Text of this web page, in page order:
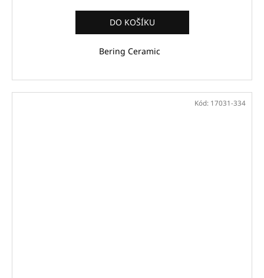
DO KOŠÍKU
Bering Ceramic
Kód: 17031-334